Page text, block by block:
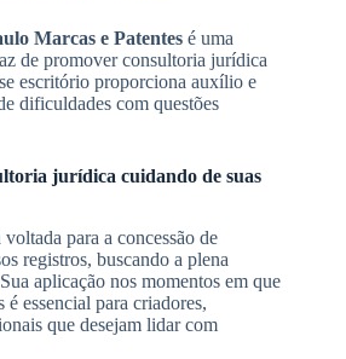
Marcas e Patentes é uma
de promover consultoria jurídica
escritório proporciona auxílio e
dificuldades com questões
jurídica cuidando de suas
para a concessão de
registros, buscando a plena
aplicação nos momentos em que
é essencial para criadores,
que desejam lidar com